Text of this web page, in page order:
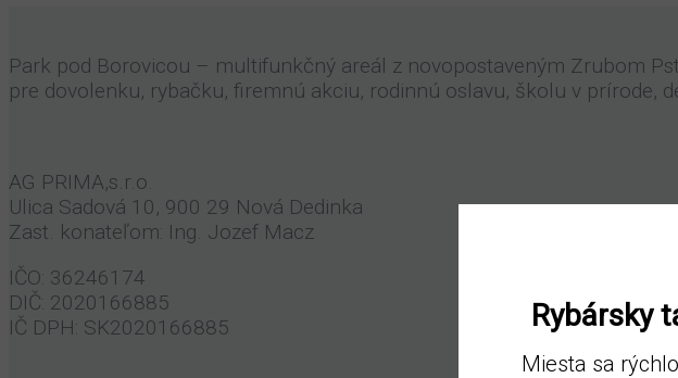
Park pod Borovicou – multifunkčný areál z novopostaveným Zrubom
pre dovolenku, rybačku, firemnú akciu, rodinnú oslavu, školu v prírode,
AG PRIMA,s.r.o.
Ulica Sadová 10, 900 29 Nová Dedinka
Zast. konateľom: Ing. Jozef Macz
IČO: 36246174
DIČ: 2020166885
IČ DPH: SK2020166885
Rybársky
Miesta sa